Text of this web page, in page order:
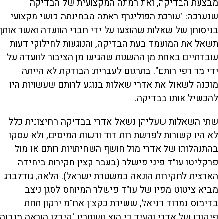
מבצעת הבדיקה, ואת רמתה המקצועית של הבדיקה
שנערכה: "עורכת הפוליגרף ראתה מבחינתה קושי מקצועי
בניסוחן של שאלות שהוצעו על ידי חברי הוועדה ואשר אותן
תשאל את המועמד בעת הבדיקה, והנוגעות לחילוקי דעות
עובדתיים באחת מן ההשגות שהגיעו מן הציבור לוועדה על
ידי מר רפי רותם". בתרגום לעברית: הבודקת לא הייתה
מוכנה לשאול את אדרי שאלות בנוגע לרותם שעשויות היו
להכשיל אותו בבדיקה.
שתי השאלות שעליהן נשאל אדרי בבדיקה החיצונית כלל
לא היו קשורות לפרשת רות דוד ורשות המיסים, ולא עסקו
בהתנהלותו של אדרי מול חושף השחיתויות רותם או מול
פרקליטו עו"ד פיני פישלר (בעבר קצין חקירות ביחידה
הארצית לחקירות הונאה במשטרת ישראל). הלאה, גודלברג
מביא ציטוט מפיו של עו"ד פישלר המיוחס לסגן ניצב
בדימוס נמרוד דניאל, ששירת כקצין אח"מ ירקון תחת